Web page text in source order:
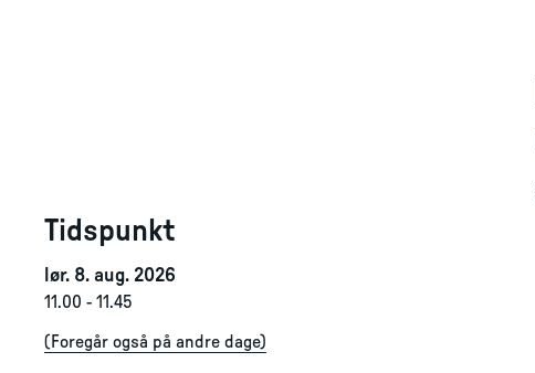
Tidspunkt
lør. 8. aug. 2026
11.00 - 11.45
( Foregår også på andre dage)